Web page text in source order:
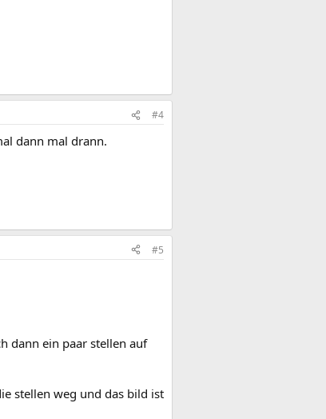
#4
dann mal drann.
#5
dann ein paar stellen auf
stellen weg und das bild ist